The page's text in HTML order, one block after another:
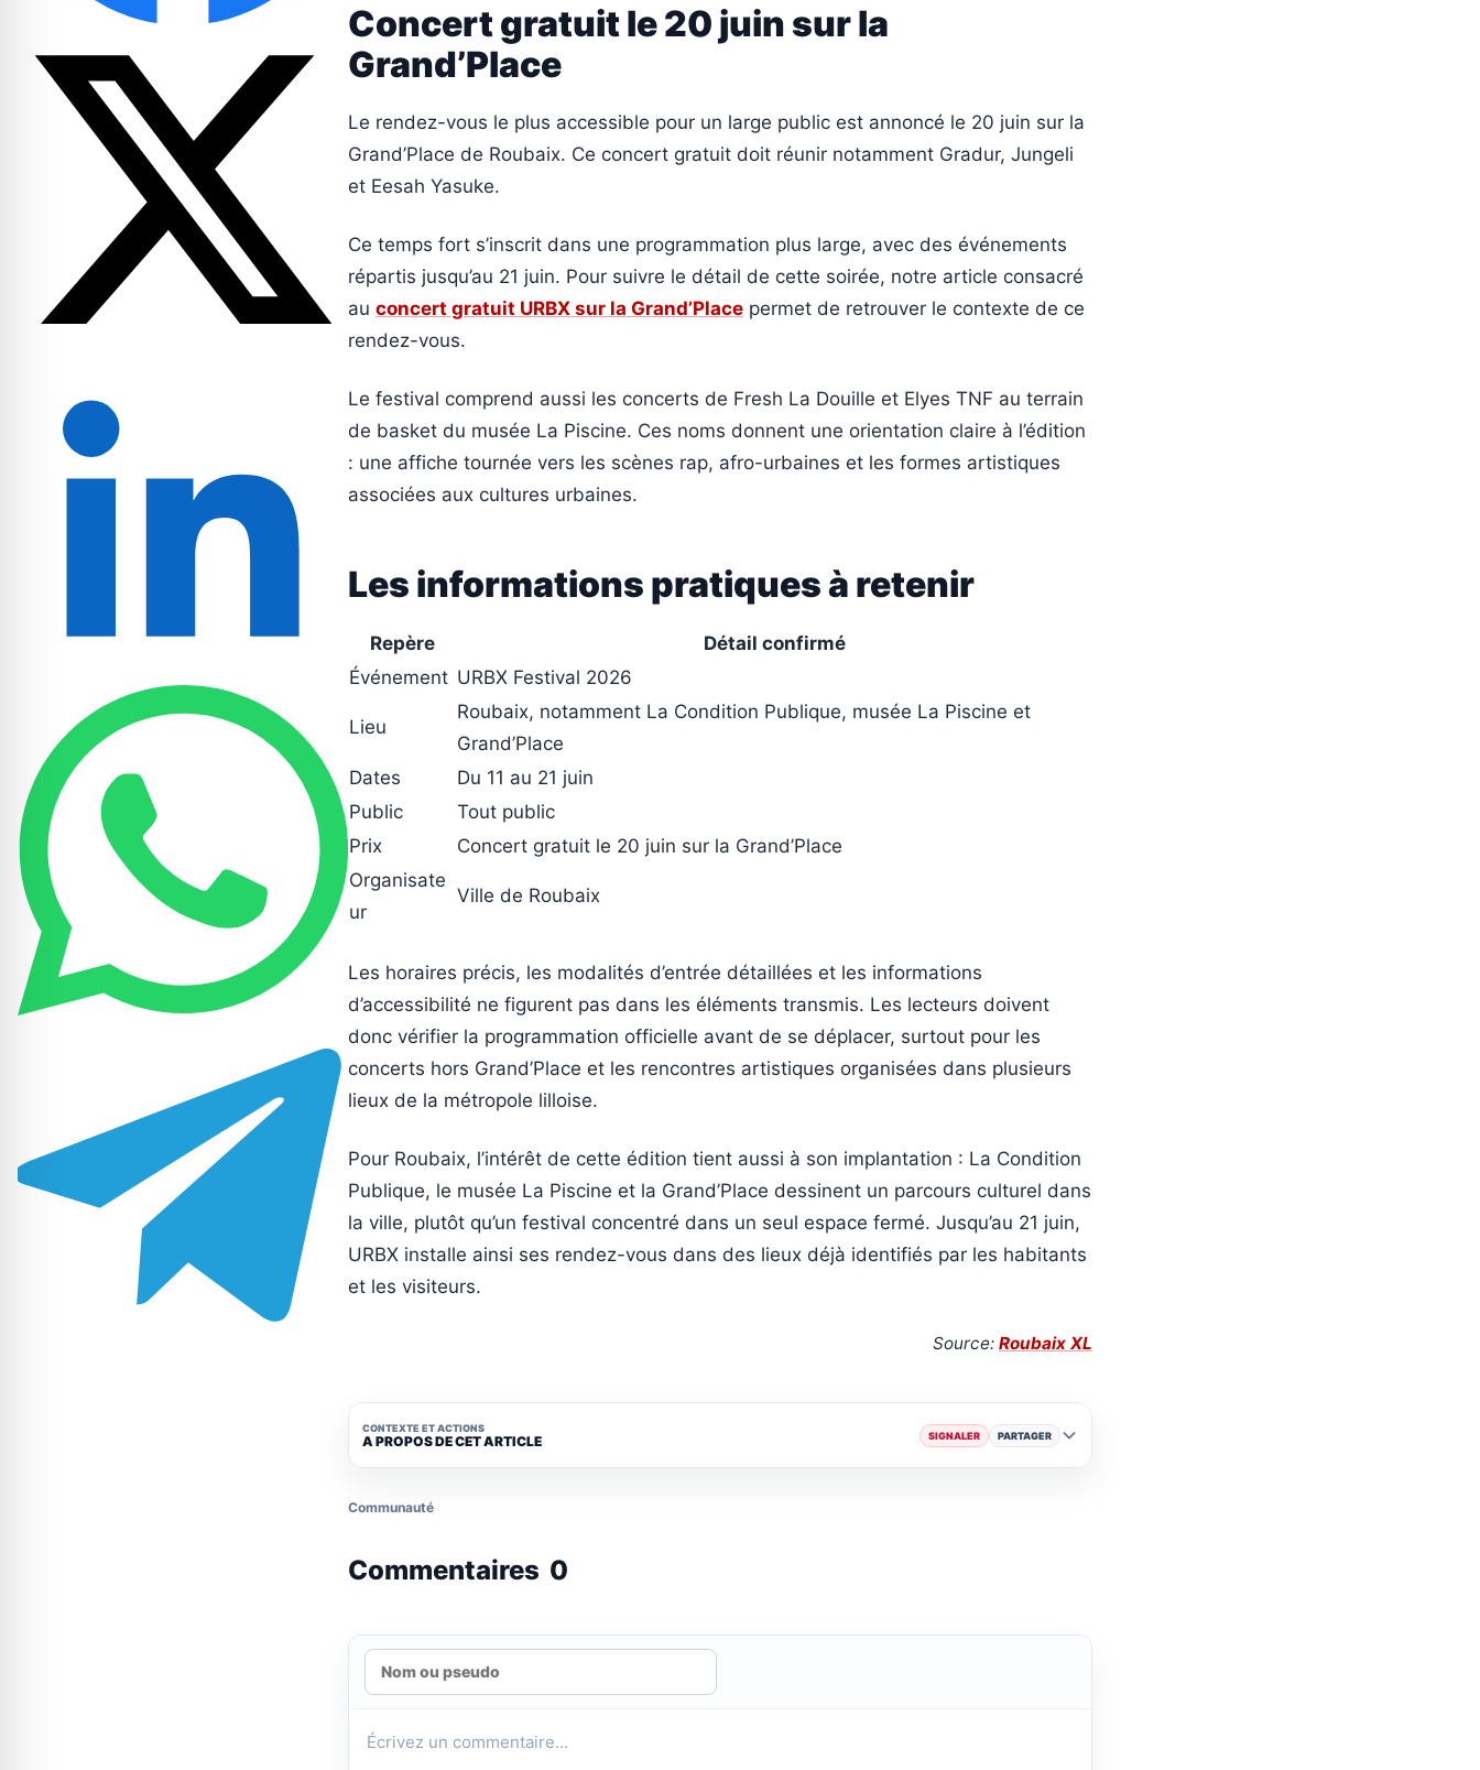
Concert gratuit le 20 juin sur la
Grand’Place
Le rendez-vous le plus accessible pour un large public est annoncé le 20 juin sur la
Grand’Place de Roubaix. Ce concert gratuit doit réunir notamment Gradur, Jungeli
et Eesah Yasuke.
Ce temps fort s’inscrit dans une programmation plus large, avec des événements
répartis jusqu’au 21 juin. Pour suivre le détail de cette soirée, notre article consacré
au concert gratuit URBX sur la Grand’Place permet de retrouver le contexte de ce
rendez-vous.
Le festival comprend aussi les concerts de Fresh La Douille et Elyes TNF au terrain
de basket du musée La Piscine. Ces noms donnent une orientation claire à l’édition
: une affiche tournée vers les scènes rap, afro-urbaines et les formes artistiques
associées aux cultures urbaines.
Les informations pratiques à retenir
Repère
Détail confirmé
Événement URBX Festival 2026
Lieu
Roubaix, notamment La Condition Publique, musée La Piscine et
Grand’Place
Dates
Du 11 au 21 juin
Public
Tout public
Prix
Concert gratuit le 20 juin sur la Grand’Place
Organisate
ur
Ville de Roubaix
Les horaires précis, les modalités d’entrée détaillées et les informations
d’accessibilité ne figurent pas dans les éléments transmis. Les lecteurs doivent
donc vérifier la programmation officielle avant de se déplacer, surtout pour les
concerts hors Grand’Place et les rencontres artistiques organisées dans plusieurs
lieux de la métropole lilloise.
Pour Roubaix, l’intérêt de cette édition tient aussi à son implantation : La Condition
Publique, le musée La Piscine et la Grand’Place dessinent un parcours culturel dans
la ville, plutôt qu’un festival concentré dans un seul espace fermé. Jusqu’au 21 juin,
URBX installe ainsi ses rendez-vous dans des lieux déjà identifiés par les habitants
et les visiteurs.
Source: Roubaix XL
CONTEXTE ET ACTIONS
A PROPOS DE CET ARTICLE SIGNALER PARTAGER
Communauté
Commentaires 0